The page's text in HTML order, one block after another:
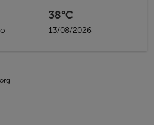
38°C
13/08/2026